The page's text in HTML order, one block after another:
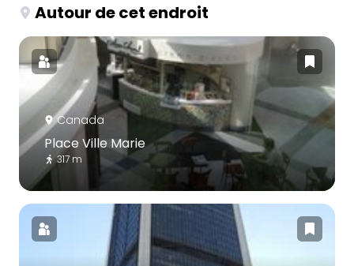
Autour de cet endroit
Canada
Place Ville Marie
317 m